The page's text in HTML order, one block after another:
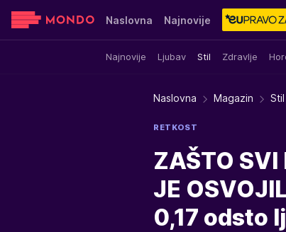
Naslovna Najnovije
Najnovije Ljubav Stil Zdravlje
Sensa Stvar ukusa Yumama
Naslovna Magazin Stil
RETKOST
ZAŠTO SVI
JE
0,17 odsto